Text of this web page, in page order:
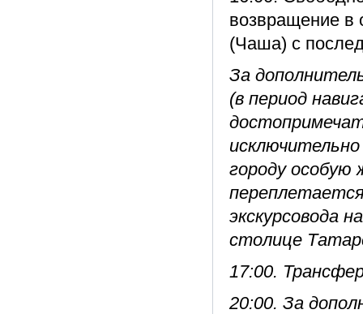
возвращение в
(Чаша) с
За
(в период
городу особую
экскурсовода
столице
17:00.
20:00. За